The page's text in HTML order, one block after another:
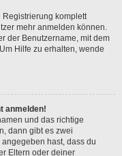
Registrierung komplett
mehr anmelden können.
der Benutzername, mit dem
Hilfe zu erhalten, wende
anmelden!
und das richtige
dann gibt es zwei
hast, dass du
Eltern oder deiner